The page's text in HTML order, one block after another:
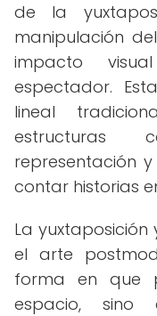
de la
manipulación
impacto
espectador.
lineal
estructuras
representación
contar historias
La
el arte
forma en que
espacio,